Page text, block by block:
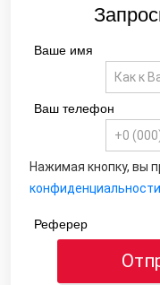
Ваше имя
Ваш телефон
Нажимая кнопку, вы
конфиденциальности
Реферер